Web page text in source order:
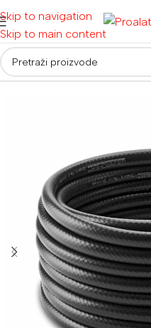
Skip to navigation
Skip to main content
Početna/ Alati za vrt i dom